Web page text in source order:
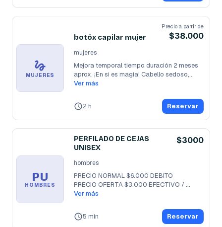
MUJERES
botóx capilar mujer
Precio a partir de
$38.000
mujeres
Mejora temporal tiempo duración 2 meses
aprox. ¡En si es magia! Cabello sedoso,...
Ver más
2 h Reservar
PU
HOMBRES
PERFILADO DE CEJAS
UNISEX
$3000
hombres
PRECIO NORMAL $6.000 DEBITO
PRECIO OFERTA $3.000 EFECTIVO /
DEBITO
HECHAS CON
Ver más
5 min Reservar